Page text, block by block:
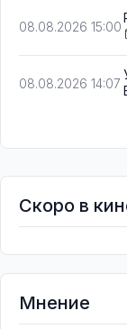
08.08.2026 15:00
08.08.2026 14:07
Скоро в
Мнение